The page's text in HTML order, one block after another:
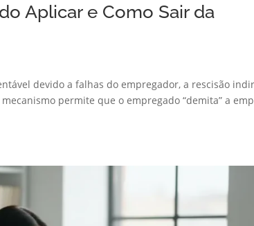
Aplicar e Como Sair da
devido a falhas do empregador, a rescisão
permite que o empregado “demita” a